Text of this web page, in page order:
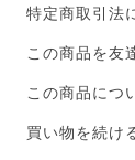
特定商取引法
この商品を友
この商品につ
買い物を続け